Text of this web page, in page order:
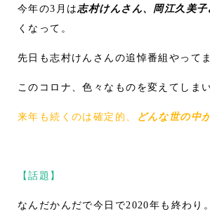
今年の3月は志村けんさん、岡江久美子
くなって。
先日も志村けんさんの追悼番組やって
このコロナ、色々なものを変えてしま
来年も続くのは確定的、 どんな世の中
【話題】
なんだかんだで今日で2020年も終わり。